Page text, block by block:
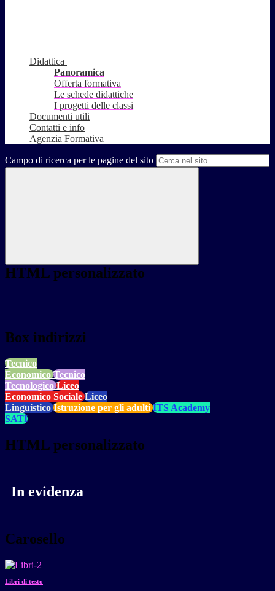
Didattica
Panoramica
Offerta formativa
Le schede didattiche
I progetti delle classi
Documenti utili
Contatti e info
Agenzia Formativa
Campo di ricerca per le pagine del sito
HTML personalizzato
Box indirizzi
Tecnico
EconomicoTecnico
TecnologicoLiceo
Economico Sociale Liceo
Linguistico Istruzione per gli adulti ITS Academy
SATI
HTML personalizzato
In evidenza
Carosello
Libri di testo